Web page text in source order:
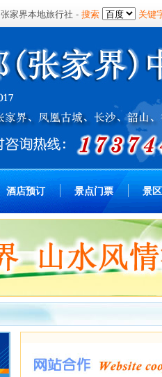
张家界本地旅行社 - 搜索 关键
酒店预订 景点门票 景